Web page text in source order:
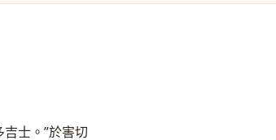
士。”於害切